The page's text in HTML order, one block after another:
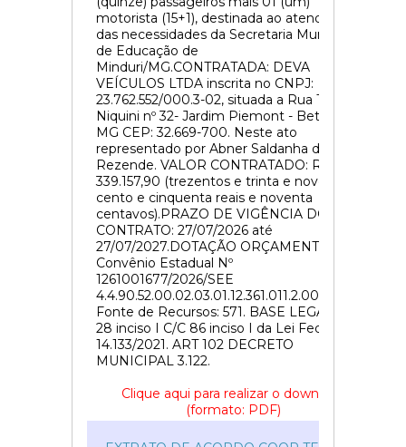
motorista (15+1), destinada ao atendimento
das necessidades da Secretaria Municipal
de Educação de
Minduri/MG.CONTRATADA: DEVA
VEÍCULOS LTDA inscrita no CNPJ:
23.762.552/000.3-02, situada a Rua Teonilio
Niquini nº 32- Jardim Piemont - Betim –
MG CEP: 32.669-700. Neste ato
representado por Abner Saldanha de
Rezende. VALOR CONTRATADO: R$
339.157,90 (trezentos e trinta e nove mil
cento e cinquenta reais e noventa
centavos).PRAZO DE VIGÊNCIA DO
CONTRATO: 27/07/2026 até
27/07/2027.DOTAÇÃO ORÇAMENTÁRIA:
Convênio Estadual Nº
1261001677/2026/SEE
4.4.90.52.00.02.03.01.12.361.011.2.0015
Fonte de Recursos: 571. BASE LEGAL: art.
28 inciso I C/C 86 inciso I da Lei Federal n°
14.133/2021. ART 102 DECRETO
MUNICIPAL 3.122.
Clique aqui para realizar o download
(formato: PDF)